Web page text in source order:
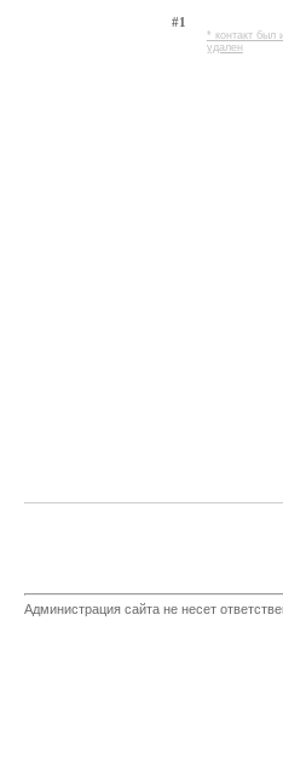
#1
* контакт был
удален
Администрация сайта не несет